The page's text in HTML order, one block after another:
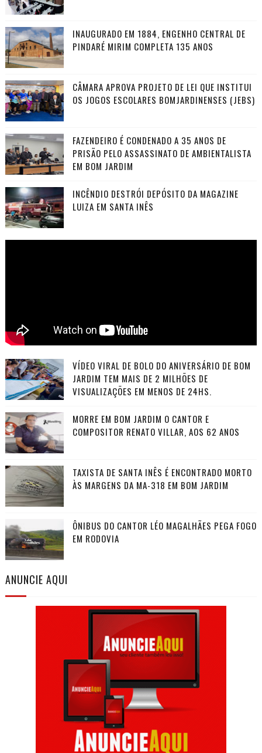
INAUGURADO EM 1884, ENGENHO CENTRAL DE
PINDARÉ MIRIM COMPLETA 135 ANOS
CÂMARA APROVA PROJETO DE LEI QUE INSTITUI
OS JOGOS ESCOLARES BOMJARDINENSES (JEBS)
FAZENDEIRO É CONDENADO A 35 ANOS DE
PRISÃO PELO ASSASSINATO DE AMBIENTALISTA
EM BOM JARDIM
INCÊNDIO DESTRÓI DEPÓSITO DA MAGAZINE
LUIZA EM SANTA INÊS
VÍDEO VIRAL DE BOLO DO ANIVERSÁRIO DE BOM
JARDIM TEM MAIS DE 2 MILHÕES DE
VISUALIZAÇÕES EM MENOS DE 24HS.
MORRE EM BOM JARDIM O CANTOR E
COMPOSITOR RENATO VILLAR, AOS 62 ANOS
TAXISTA DE SANTA INÊS É ENCONTRADO MORTO
ÀS MARGENS DA MA-318 EM BOM JARDIM
ÔNIBUS DO CANTOR LÉO MAGALHÃES PEGA FOGO
EM RODOVIA
ANUNCIE AQUI